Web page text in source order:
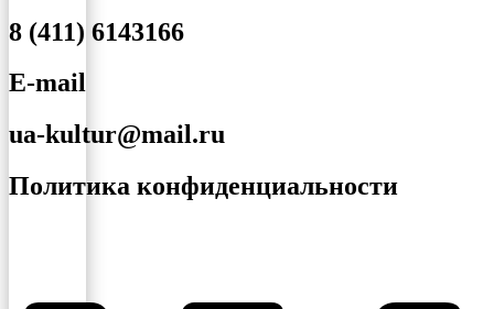
8 (411) 6143166
E-mail
ua-kultur@mail.ru
Политика конфиденциальности